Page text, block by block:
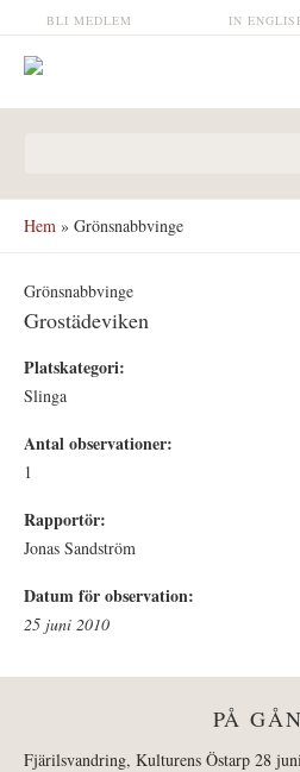
Hoppa till huvudinnehåll IN
BLI MEDLEM
Hem » Grönsnabbvinge
Grönsnabbvinge
Grostädeviken
Platskategori:
Slinga
Antal observationer:
1
Rapportör:
Jonas Sandström
Datum för observation:
25 juni 2010
PÅ
Fjärilsvandring, Kulturens Östarp 28